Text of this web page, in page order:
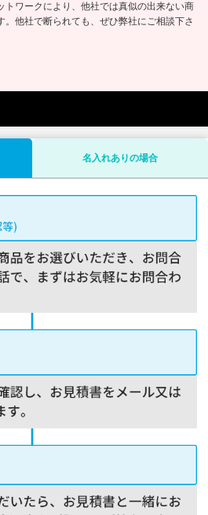
トワークにより、他社では真似の出来ない商
他社で断られても、ぜひ弊社にご相談下さ
名入れありの場合